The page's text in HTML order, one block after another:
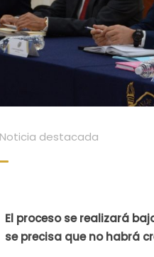
Noticia destacada
El proceso se realizará
se precisa que no habrá